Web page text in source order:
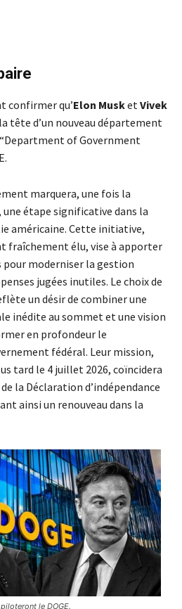
confirmer qu’Elon MusketVivek
tête d’un nouveau département
of Government
marquera, une fois la
une étape significative dans la
américaine. Cette initiative,
fraîchement élu, vise à apporter
moderniser la gestion
jugées inutiles. Le choix de
un désir de combiner une
inédite au sommet et une vision
en profondeur le
fédéral. Leur mission,
tard le 4 juillet 2026, coïncidera
la Déclaration d’indépendance
ainsi un renouveau dans la
le DOGE.